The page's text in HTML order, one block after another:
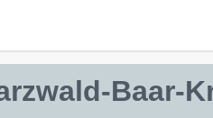
Baar-